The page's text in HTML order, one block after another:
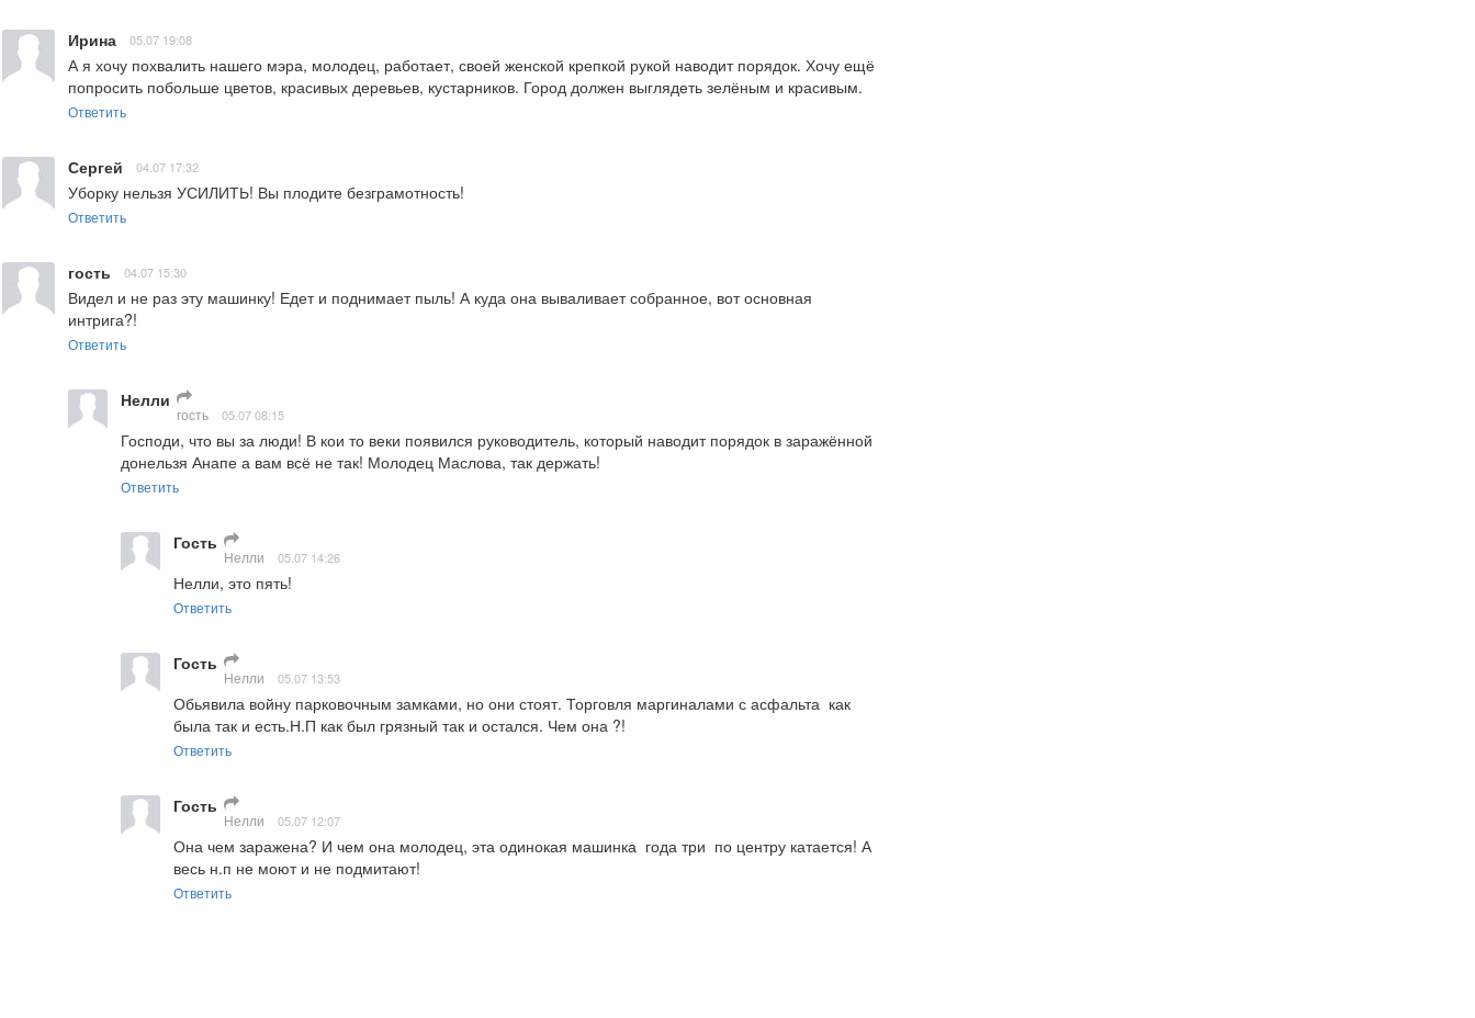
Ирина 05.07 19:08
А я хочу похвалить нашего мэра, молодец, работает, своей женской крепкой рукой наводит порядок. Хочу ещё
попросить побольше цветов, красивых деревьев, кустарников. Город должен выглядеть зелёным и красивым.
Ответить
Сергей 04.07 17:32
Уборку нельзя УСИЛИТЬ! Вы плодите безграмотность!
Ответить
гость 04.07 15:30
Видел и не раз эту машинку! Едет и поднимает пыль! А куда она вываливает собранное, вот основная
интрига?!
Ответить
Нелли
гость 05.07 08:15
Господи, что вы за люди! В кои то веки появился руководитель, который наводит порядок в заражённой
донельзя Анапе а вам всё не так! Молодец Маслова, так держать!
Ответить
Гость
Нелли 05.07 14:26
Нелли, это пять!
Ответить
Гость
Нелли 05.07 13:53
Обьявила войну парковочным замками, но они стоят. Торговля маргиналами с асфальта  как
была так и есть.Н.П как был грязный так и остался. Чем она ?!
Ответить
Гость
Нелли 05.07 12:07
Она чем заражена? И чем она молодец, эта одинокая машинка  года три  по центру катается! А
весь н.п не моют и не подмитают!
Ответить